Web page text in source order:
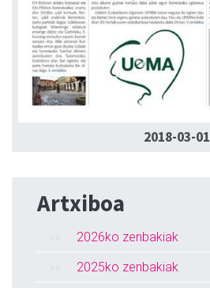
2018-03-01
Artxiboa
2026ko zenbakiak
2025ko zenbakiak